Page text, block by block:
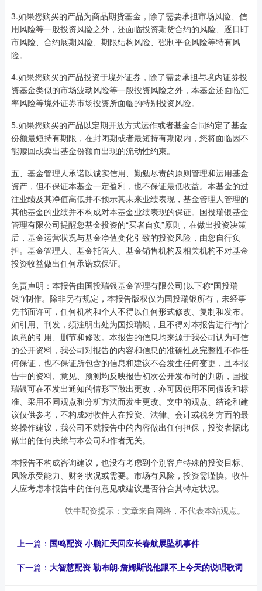
3.如果您购买的产品为商品期货基金，除了需要承担市场风险、信
用风险等一般投资风险之外，还面临投资期货合约的风险、逐日盯
市风险、合约展期风险、期限结构风险、强制平仓风险等特有风
险。
4.如果您购买的产品投资于境外证券，除了需要承担与境内证券投
资基金类似的市场波动风险等一般投资风险之外，本基金还面临汇
率风险等境外证券市场投资所面临的特别投资风险。
5.如果您购买的产品以定期开放方式运作或者基金合同约定了基金
份额最短持有期限，在封闭期或者最短持有期限内，您将面临因不
能赎回或卖出基金份额而出现的流动性约束。
五、基金管理人承诺以诚实信用、勤勉尽责的原则管理和运用基金
资产，但不保证本基金一定盈利，也不保证最低收益。本基金的过
往业绩及其净值高低并不预示其未来业绩表现，基金管理人管理的
其他基金的业绩并不构成对本基金业绩表现的保证。国投瑞银基金
管理有限公司提醒您基金投资的“买者自负”原则，在做出投资决策
后，基金运营状况与基金净值变化引致的投资风险，由您自行负
担。基金管理人、基金托管人、基金销售机构及相关机构不对基金
投资收益做出任何承诺或保证。
免责声明：本报告由国投瑞银基金管理有限公司(以下称“国投瑞
银”)制作。除非另有规定，本报告版权仅为国投瑞银所有，未经事
先书面许可，任何机构和个人不得以任何形式修改、复制和发布。
如引用、刊发，须注明出处为国投瑞银，且不得对本报告进行有悖
原意的引用、删节和修改。本报告的信息均来源于我公司认为可信
的公开资料，我公司对报告的内容和信息的准确性及完整性不作任
何保证，也不保证所包含的信息和建议不会发生任何变更，且本报
告中的资料、意见、预测均反映报告初次公开发布时的判断，国投
瑞银可在不发出通知的情形下做出更改，亦可因使用不同假设和标
准、采用不同观点和分析方法而发生更改。文中的观点、结论和建
议仅供参考，不构成对收件人在投资、法律、会计或税务方面的最
终操作建议，我公司不就报告中的内容做出任何担保，投资者据此
做出的任何决策与本公司和作者无关。
本报告不构成咨询建议，也没有考虑到个别客户特殊的投资目标、
风险承受能力、财务状况或需要。市场有风险，投资需谨慎。收件
人应考虑本报告中的任何意见或建议是否符合其特定状况。
铁牛配资提示：文章来自网络，不代表本站观点。
上一篇： 国鸣配资 小鹏汇天回应长春航展坠机事件
下一篇： 大智慧配资 勒布朗·詹姆斯说他跟不上今天的说唱歌词